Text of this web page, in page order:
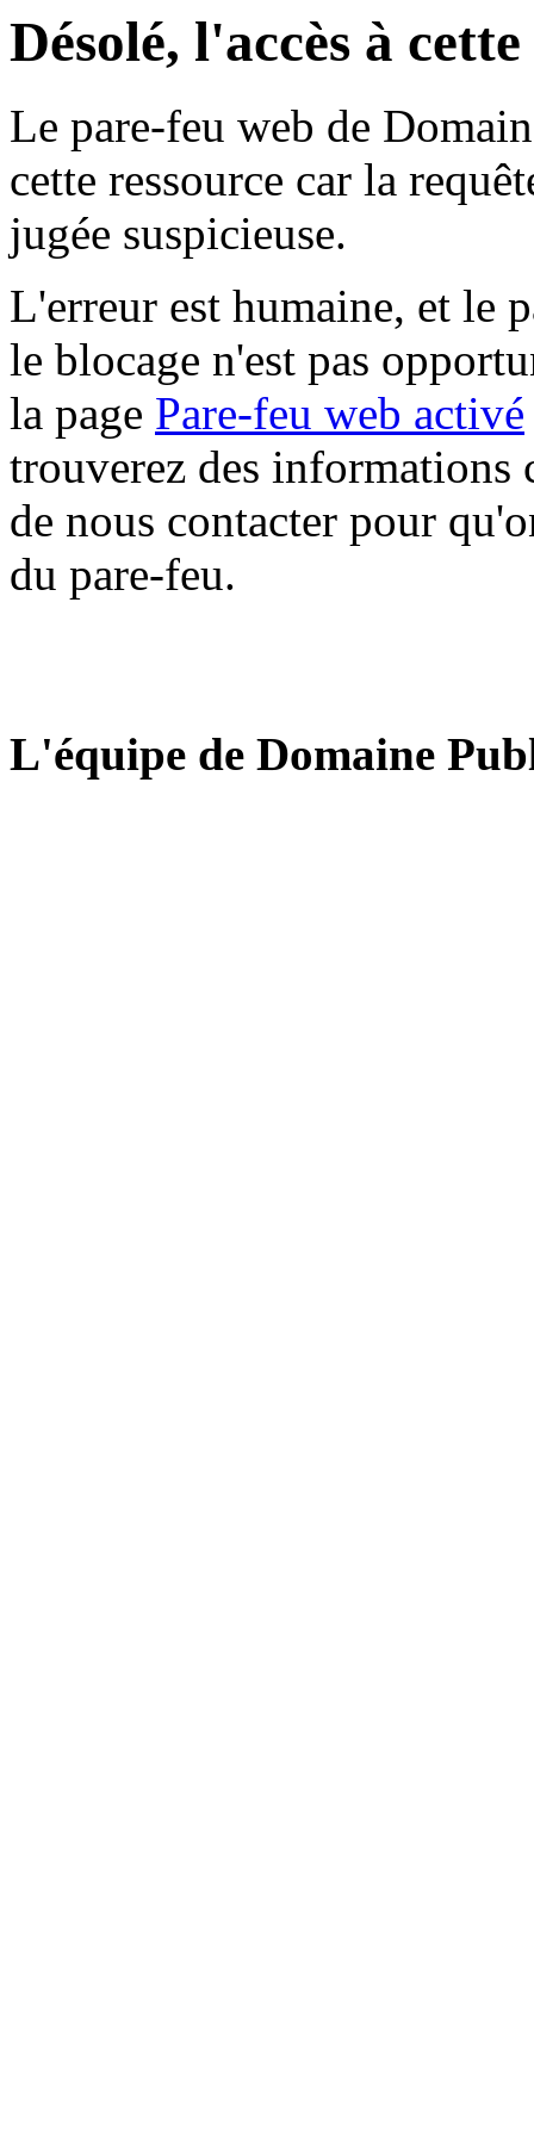
Désolé, l'accès à
Le pare-feu web de
cette ressource car la
jugée suspicieuse.
L'erreur est humaine, et le
le blocage n'est pas
la page Pare-feu web activé
trouverez des informations
de nous contacter pour
du pare-feu.
L'équipe de Domaine